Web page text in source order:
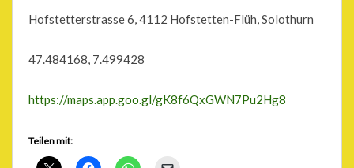
Hofstetterstrasse 6, 4112 Hofstetten-Flüh, Solothurn
47.484168, 7.499428
https://maps.app.goo.gl/gK8f6QxGWN7Pu2Hg8
Teilen mit: